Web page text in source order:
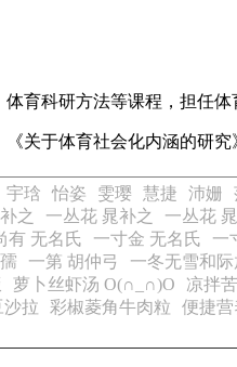
育科研方法等课程，担任
关于体育社会化内涵的研
宇琀 怡姿 雯璎 慧捷 沛姗
之 一丛花 晁补之 一丛花
有 无名氏
一寸金 无名氏 一
一第 胡仲弓 一冬无雪和
萝卜丝虾汤 O(∩_∩)O 凉拌
沙拉 彩椒菱角牛肉粒 便捷